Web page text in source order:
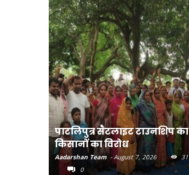
पाटलिपुत्र सैटलाइट टाउनशिप का
किसानों का विरोध
Aadarshan Team - August 7, 2026
31
0